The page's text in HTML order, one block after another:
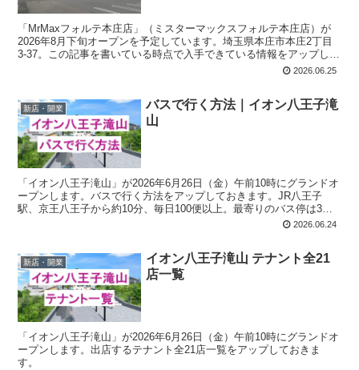
「MrMaxフォルテ本庄店」（ミスターマックスフォルテ本庄店）が
2026年8月下旬オープンを予定しています。埼玉県本庄市本庄2丁目
3-37。この記事を書いている時点で入手できている情報をアップして
2026.06.25
新店・開業
バスで行く方法｜イオン八王子滝
山
「イオン八王子滝山」が2026年6月26日（金）午前10時にグランドオ
ープンします。バスで行く方法をアップしておきます。JR八王子
駅、京王八王子から約10分、毎日100便以上。最寄りのバス停は3つ
「天神前」「イオン八王子滝山」「星谷坂」。「ひ〇〇」系統のバス
2026.06.24
新店・開業
イオン八王子滝山 テナント全21
店一覧
「イオン八王子滝山」が2026年6月26日（金）午前10時にグランドオ
ープンします。出店するテナント全21店一覧をアップしておきま
す。